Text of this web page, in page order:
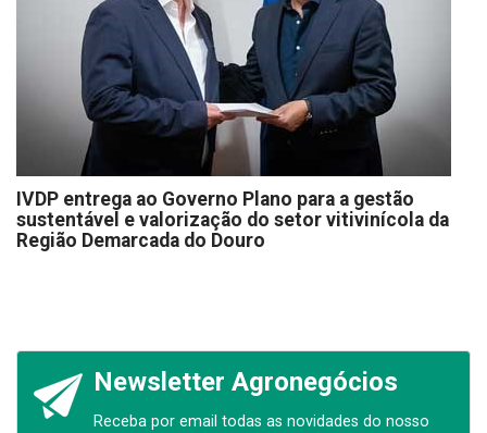
IVDP entrega ao Governo Plano para a gestão
sustentável e valorização do setor vitivinícola da
Região Demarcada do Douro
Newsletter Agronegócios
Receba por email todas as novidades do nosso